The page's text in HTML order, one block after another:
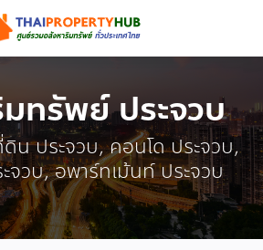
ทรัพย์ ประจวบ
น ประจวบ, คอนโด ประจวบ,
จวบ, อพาร์ทเม้นท์ ประจวบ